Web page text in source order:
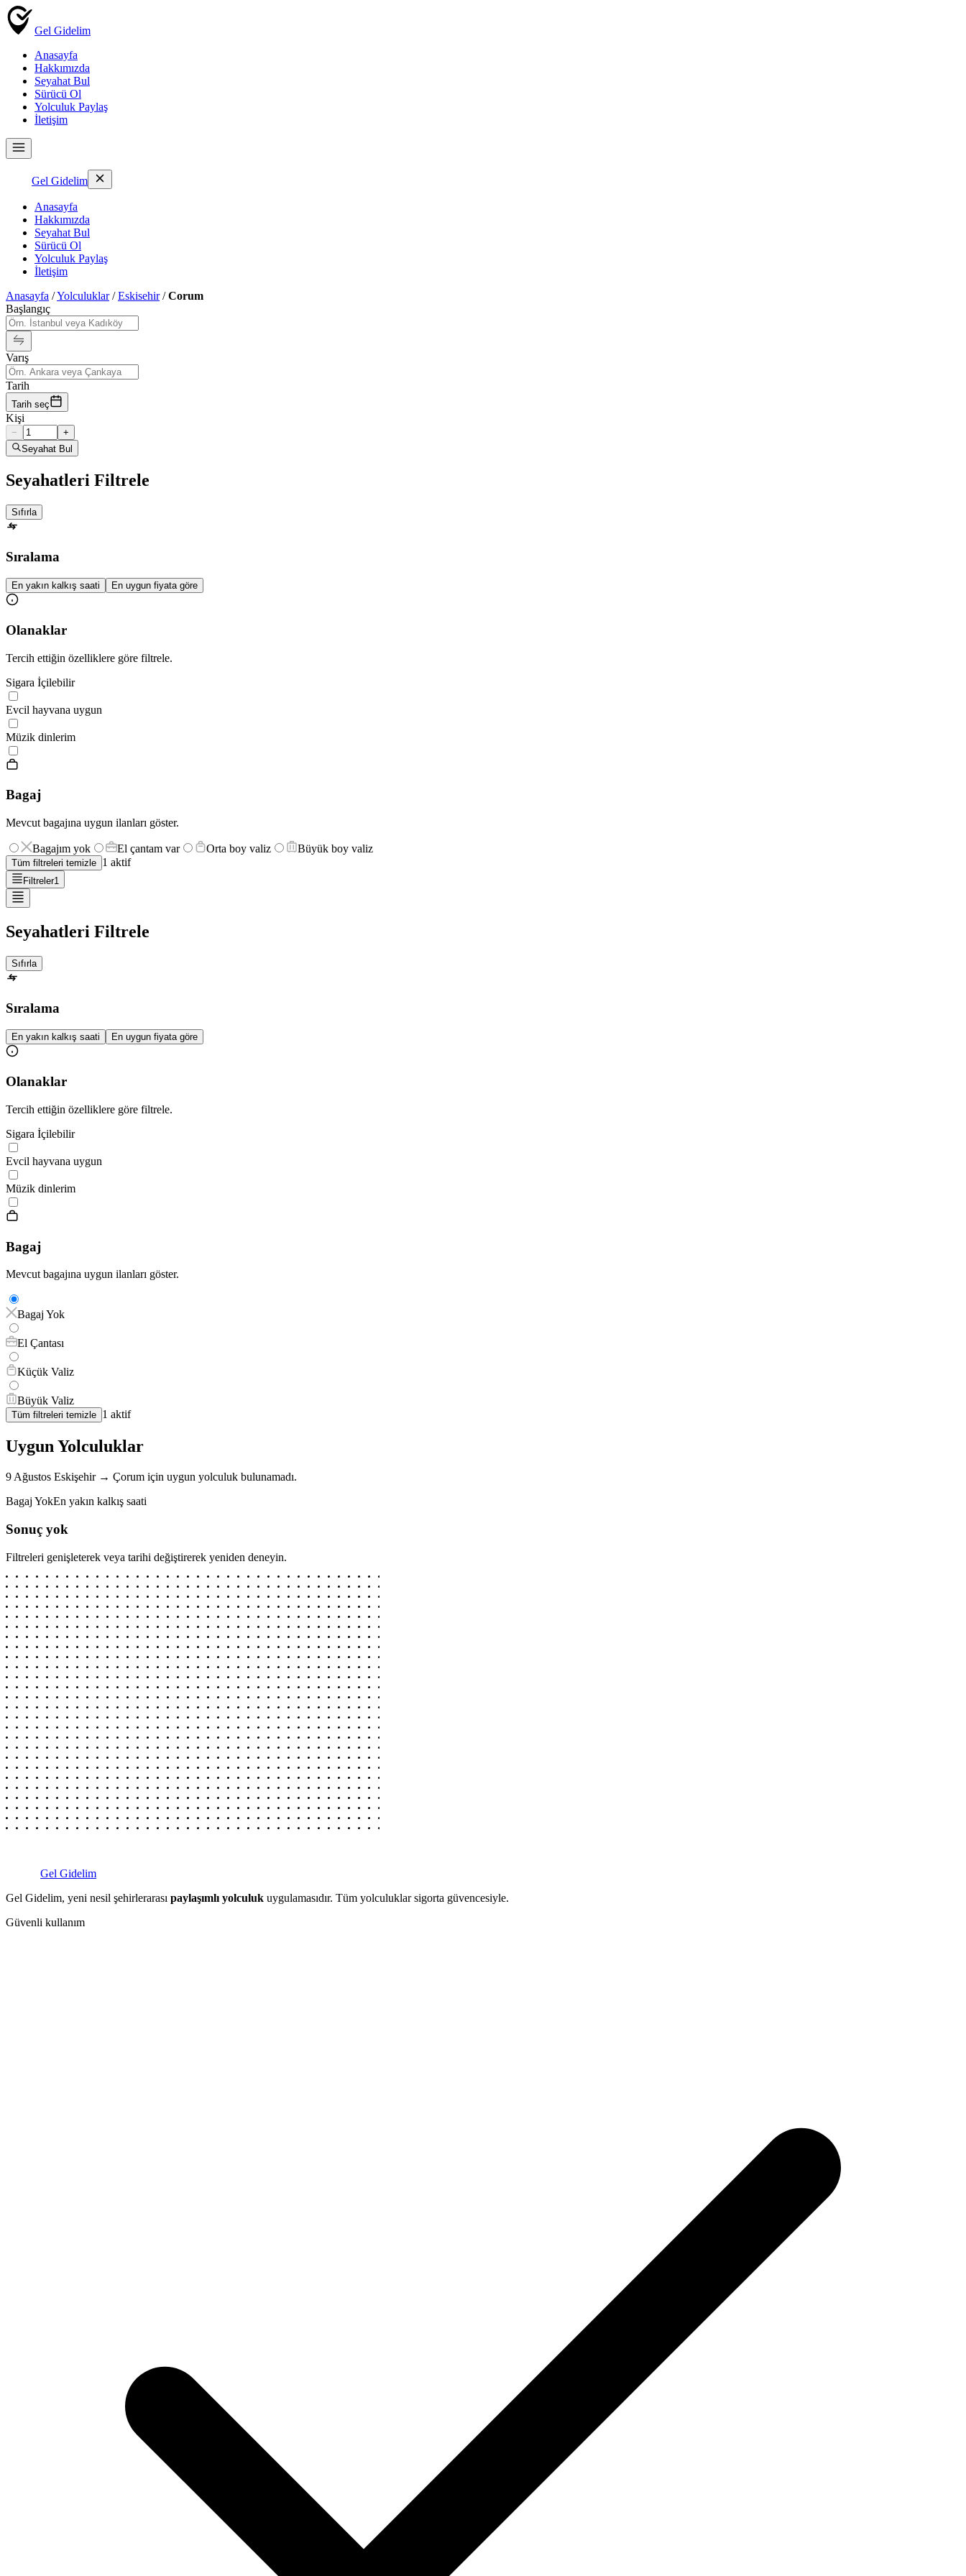
Gel Gidelim
Anasayfa
Hakkımızda
Seyahat Bul
Sürücü Ol
Yolculuk Paylaş
İletişim
Gel Gidelim
Anasayfa
Hakkımızda
Seyahat Bul
Sürücü Ol
Yolculuk Paylaş
İletişim
Anasayfa /Yolculuklar/Eskisehir/Corum
Başlangıç
Varış
Tarih
Tarih seç
Kişi
−
+
Seyahat Bul
Seyahatleri Filtrele
Sıfırla
Sıralama
En yakın kalkış saati En uygun fiyata göre
Olanaklar
Tercih ettiğin özelliklere göre filtrele.
Sigara İçilebilir
Evcil hayvana uygun
Müzik dinlerim
Bagaj
Mevcut bagajına uygun ilanları göster.
Bagajım yok El çantam var Orta boy valiz Büyük boy valiz
Tüm filtreleri temizle 1 aktif
Filtreler1
Seyahatleri Filtrele
Sıfırla
Sıralama
En yakın kalkış saati En uygun fiyata göre
Olanaklar
Tercih ettiğin özelliklere göre filtrele.
Sigara İçilebilir
Evcil hayvana uygun
Müzik dinlerim
Bagaj
Mevcut bagajına uygun ilanları göster.
Bagaj Yok
El Çantası
Küçük Valiz
Büyük Valiz
Tüm filtreleri temizle 1 aktif
Uygun Yolculuklar
9 Ağustos Eskişehir→ Çorum için uygun yolculuk bulunamadı.
Bagaj YokEn yakın kalkış saati
Sonuç yok
Filtreleri genişleterek veya tarihi değiştirerek yeniden deneyin.
Gel Gidelim
Gel Gidelim, yeni nesil şehirlerarası paylaşımlı yolculuk uygulamasıdır. Tüm yolculuklar sigorta güvencesiyle.
Güvenli kullanım